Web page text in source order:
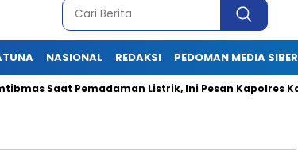
NASIONAL REDAKSI PEDOMAN MEDIA SIBER
Pemadaman Listrik, Ini Pesan Kapolres Karimun